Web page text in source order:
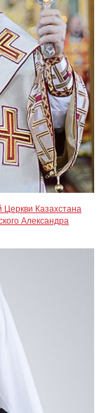
Казахстана
Александра